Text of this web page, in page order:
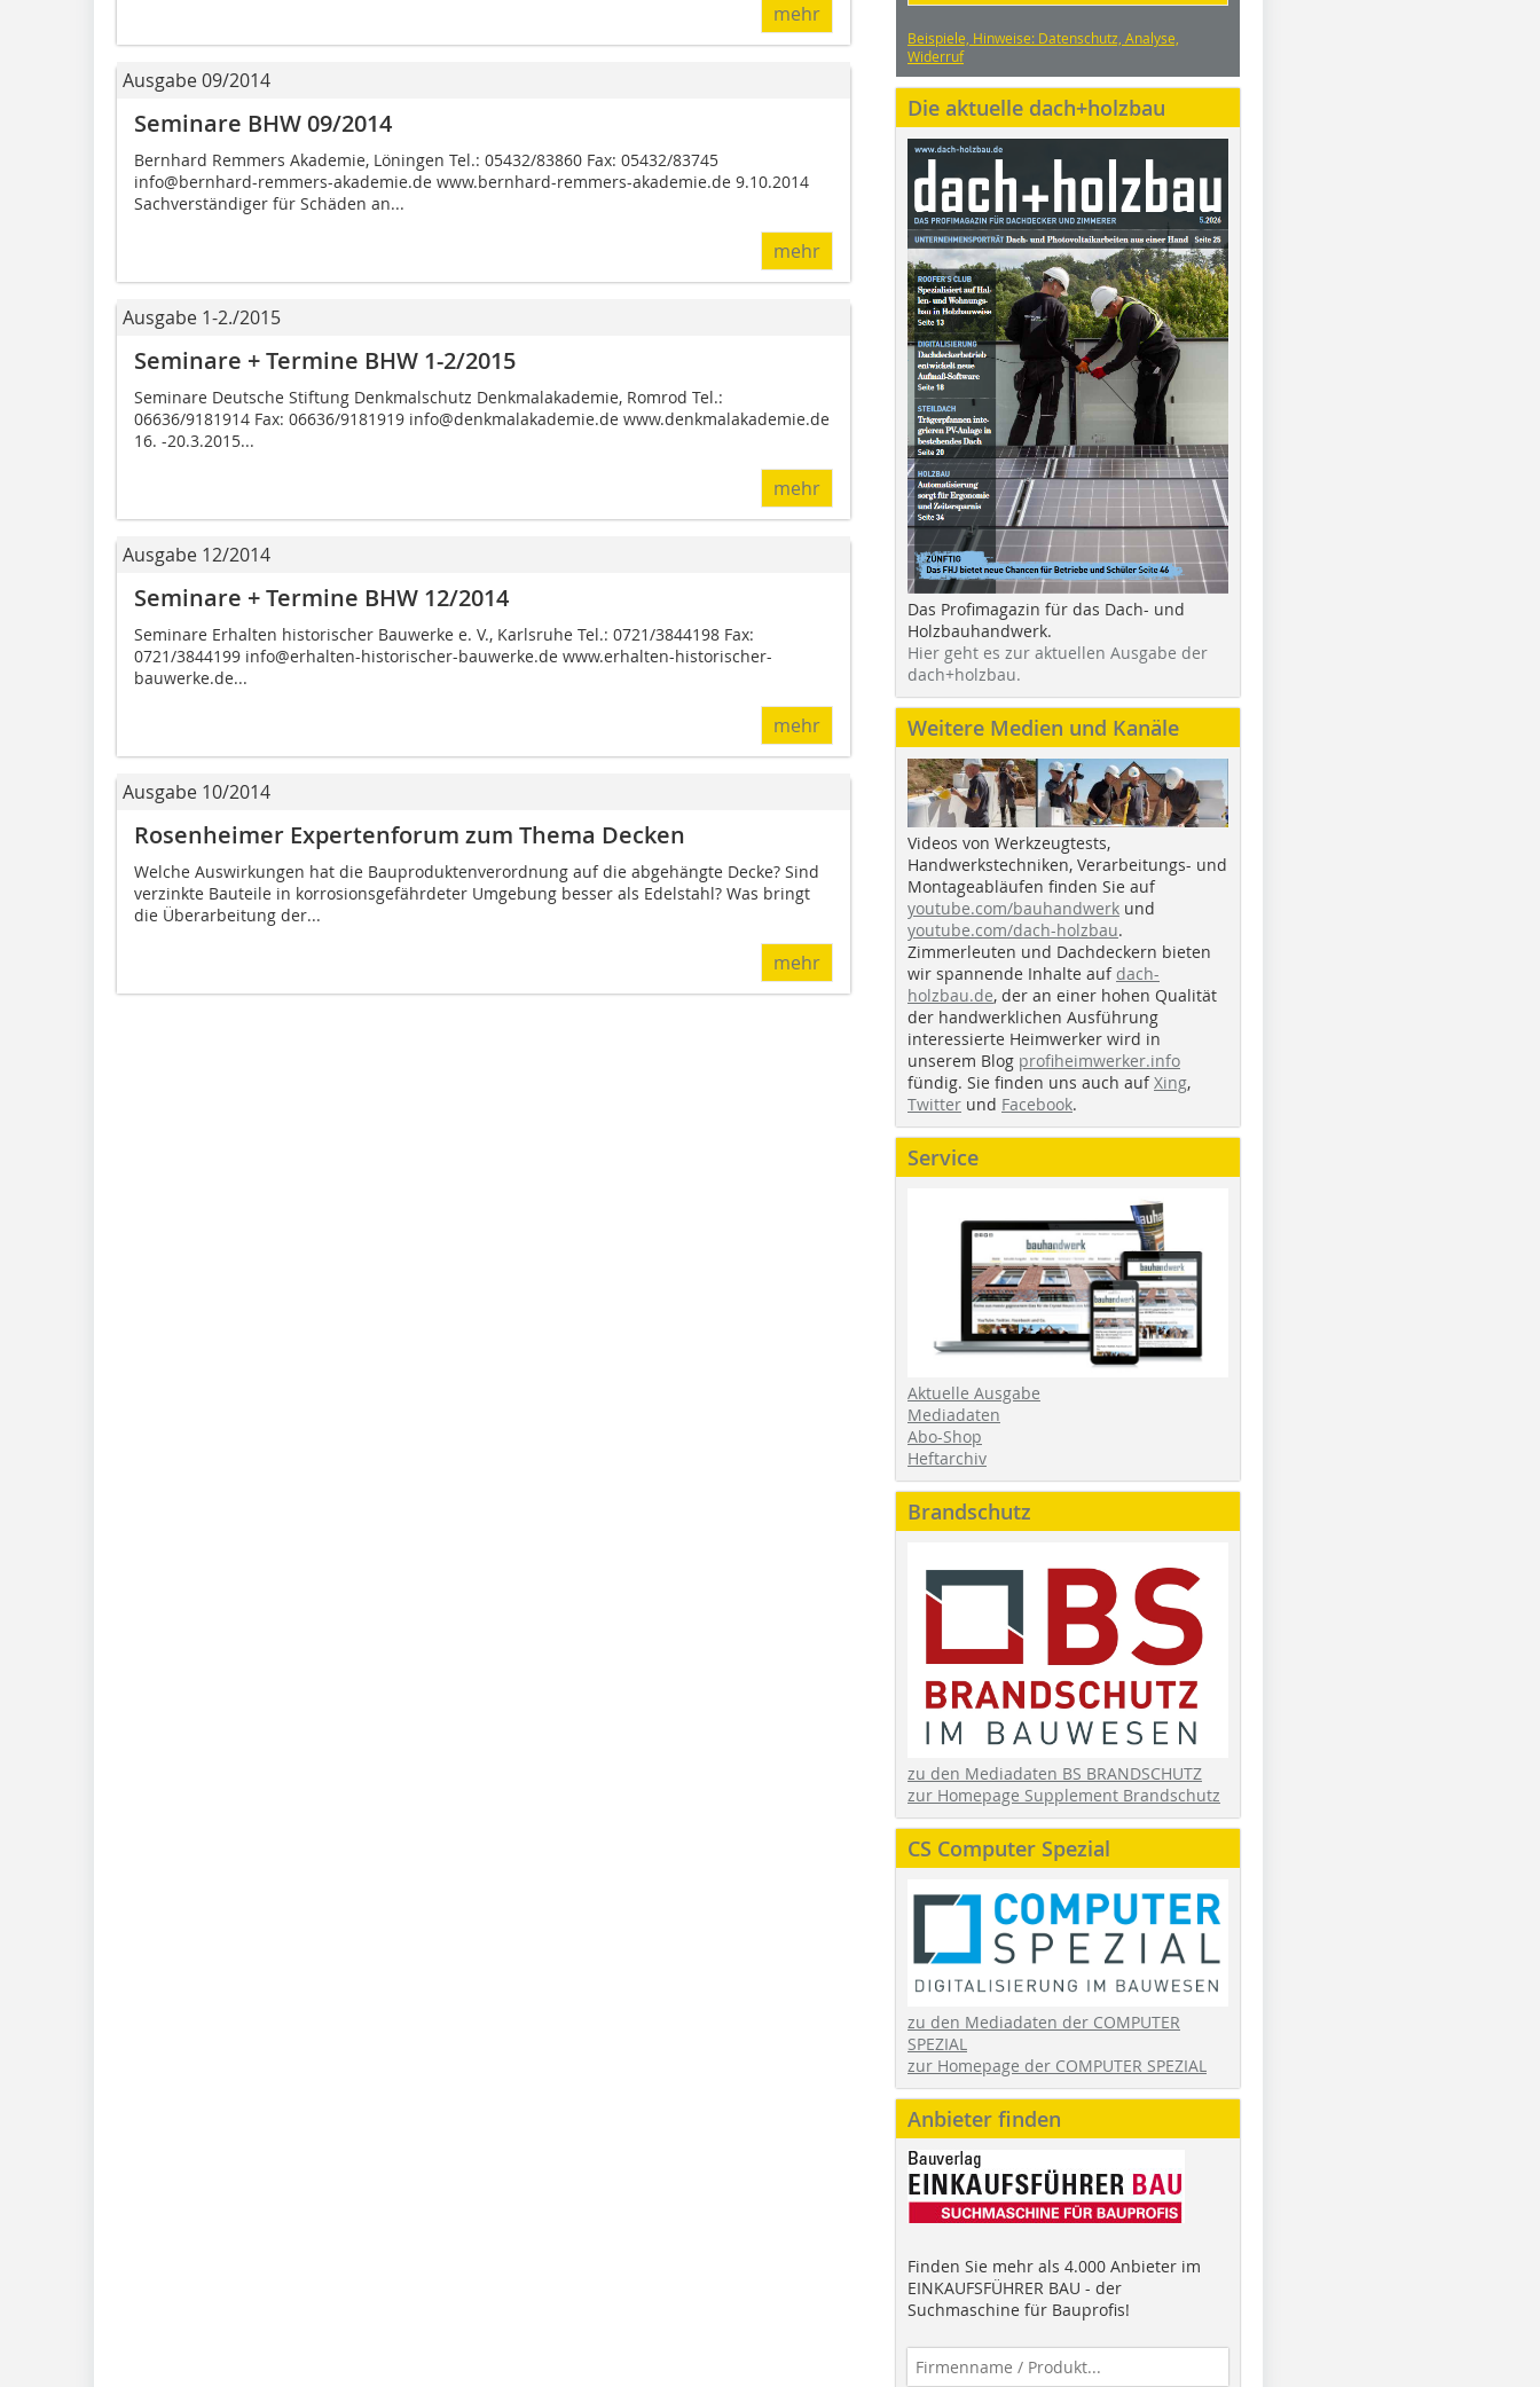
mehr
Ausgabe 09/2014
Seminare BHW 09/2014
Bernhard Remmers Akademie, Löningen Tel.: 05432/83860 Fax: 05432/83745
info@bernhard-remmers-akademie.de www.bernhard-remmers-akademie.de 9.10.2014
Sachverständiger für Schäden an...
mehr
Ausgabe 1-2./2015
Seminare + Termine BHW 1-2/2015
Seminare Deutsche Stiftung Denkmalschutz Denkmalakademie, Romrod Tel.:
06636/9181914 Fax: 06636/9181919 info@denkmalakademie.de www.denkmalakademie.de
16. -20.3.2015...
mehr
Ausgabe 12/2014
Seminare + Termine BHW 12/2014
Seminare Erhalten historischer Bauwerke e. V., Karlsruhe Tel.: 0721/3844198 Fax:
0721/3844199 info@erhalten-historischer-bauwerke.de www.erhalten-historischer-
bauwerke.de...
mehr
Ausgabe 10/2014
Rosenheimer Expertenforum zum Thema Decken
Welche Auswirkungen hat die Bauproduktenverordnung auf die abgehängte Decke? Sind
verzinkte Bauteile in korrosionsgefährdeter Umgebung besser als Edelstahl? Was bringt
die Überarbeitung der...
mehr
Beispiele, Hinweise: Datenschutz, Analyse,
Widerruf
Die aktuelle dach+holzbau
Das Profimagazin für das Dach- und
Holzbauhandwerk.
Hier geht es zur aktuellen Ausgabe der
dach+holzbau.
Weitere Medien und Kanäle
Videos von Werkzeugtests,
Handwerkstechniken, Verarbeitungs- und
Montageabläufen finden Sie auf
youtube.com/bauhandwerk und
youtube.com/dach-holzbau.
Zimmerleuten und Dachdeckern bieten
wir spannende Inhalte auf dach-
holzbau.de, der an einer hohen Qualität
der handwerklichen Ausführung
interessierte Heimwerker wird in
unserem Blog profiheimwerker.info
fündig. Sie finden uns auch aufXing,
Twitter und Facebook.
Service
Aktuelle Ausgabe
Mediadaten
Abo-Shop
Heftarchiv
Brandschutz
zu den Mediadaten BS BRANDSCHUTZ
zur Homepage Supplement Brandschutz
CS Computer Spezial
zu den Mediadaten der COMPUTER
SPEZIAL
zur Homepage der COMPUTER SPEZIAL
Anbieter finden
Finden Sie mehr als 4.000 Anbieter im
EINKAUFSFÜHRER BAU - der
Suchmaschine für Bauprofis!